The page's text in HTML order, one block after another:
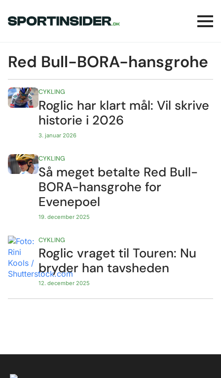
Red Bull-BORA-hansgrohe
Roglic har klart mål: Vil skrive
historie i 2026
3. januar 2026
CYKLING
Så meget betalte Red Bull-
BORA-hansgrohe for
Evenepoel
19. december 2025
CYKLING
Roglic vraget til Touren: Nu
bryder han tavsheden
12. december 2025
CYKLING